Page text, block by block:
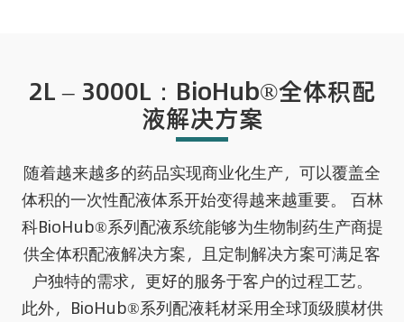
2L – 3000L：BioHub®全体积配
液解决方案
随着越来越多的药品实现商业化生产，可以覆盖全
体积的一次性配液体系开始变得越来越重要。 百林
科BioHub®系列配液系统能够为生物制药生产商提
供全体积配液解决方案，且定制解决方案可满足客
户独特的需求，更好的服务于客户的过程工艺。
此外，BioHub®系列配液耗材采用全球顶级膜材供